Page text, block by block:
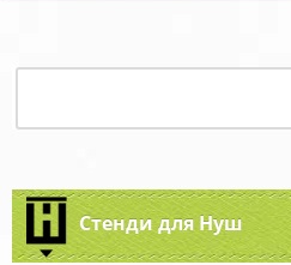
Стенди для Нуш